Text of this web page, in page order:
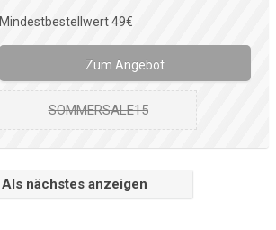
Mindestbestellwert 49€
Zum Angebot
SOMMERSALE15
Als nächstes anzeigen